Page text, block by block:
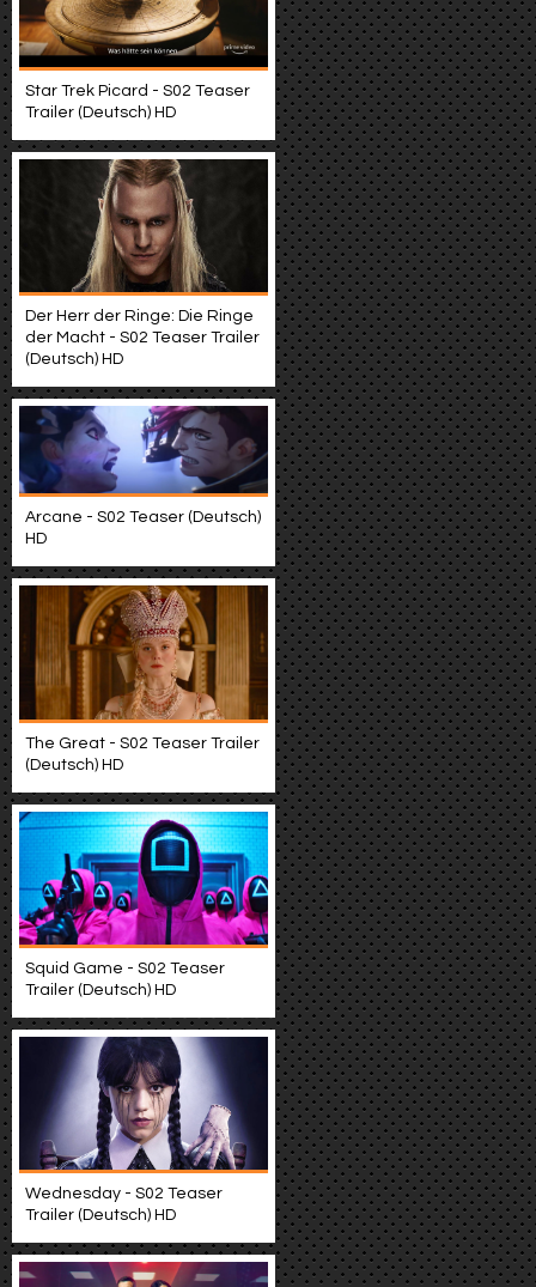
Star Trek Picard - S02 Teaser
Trailer (Deutsch) HD
Der Herr der Ringe: Die Ringe
der Macht - S02 Teaser Trailer
(Deutsch) HD
Arcane - S02 Teaser (Deutsch)
HD
The Great - S02 Teaser Trailer
(Deutsch) HD
Squid Game - S02 Teaser
Trailer (Deutsch) HD
Wednesday - S02 Teaser
Trailer (Deutsch) HD